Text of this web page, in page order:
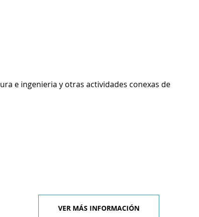
e ingenieria y otras actividades conexas de
VER MÁS INFORMACIÓN